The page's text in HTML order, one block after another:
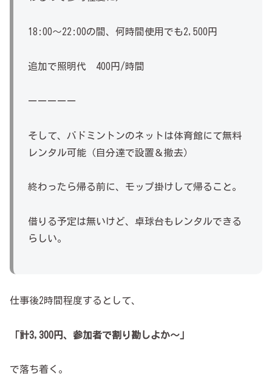
18:00～22:00の間、何時間使用でも2,500円
追加で照明代 400円/時間
ーーーーー
そして、バドミントンのネットは体育館にて無料
レンタル可能（自分達で設置＆撤去）
終わったら帰る前に、モップ掛けして帰ること。
借りる予定は無いけど、卓球台もレンタルできる
らしい。
仕事後2時間程度するとして、
「計3,300円、参加者で割り勘しよか～」
で落ち着く。